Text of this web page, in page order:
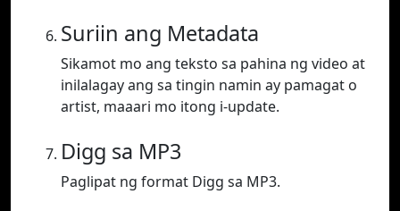
Suriin ang Metadata
Sikamot mo ang teksto sa pahina ng video at
inilalagay ang sa tingin namin ay pamagat o
artist, maaari mo itong i-update.
Digg sa MP3
Paglipat ng format Digg sa MP3.